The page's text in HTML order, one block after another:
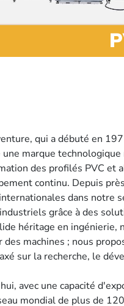
qui a débuté en
une marque
des profilés PVC et
continu. Depuis
dans notre
grâce à des
héritage en ingénierie,
des machines ; nous
sur la recherche, le
avec une capacité
mondial de plus de